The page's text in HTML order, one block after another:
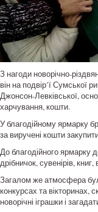
З нагоди новорічно-
він на подвір’ї Сумської
Джонсон-Левківської,
харчування, кошти.
У благодійному ярмарку
за виручені кошти
До благодійного ярмарку
дрібничок, сувенірів,
Загалом же атмосфера
конкурсах та вікторинах,
новорічні іграшки і